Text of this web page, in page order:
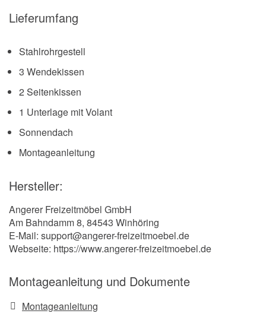
Lieferumfang
Stahlrohrgestell
3 Wendekissen
2 Seitenkissen
1 Unterlage mit Volant
Sonnendach
Montageanleitung
Hersteller:
Angerer Freizeitmöbel GmbH
Am Bahndamm 8, 84543 Winhöring
E-Mail: support@angerer-freizeitmoebel.de
Webseite: https://www.angerer-freizeitmoebel.de
Montageanleitung und Dokumente
Montageanleitung